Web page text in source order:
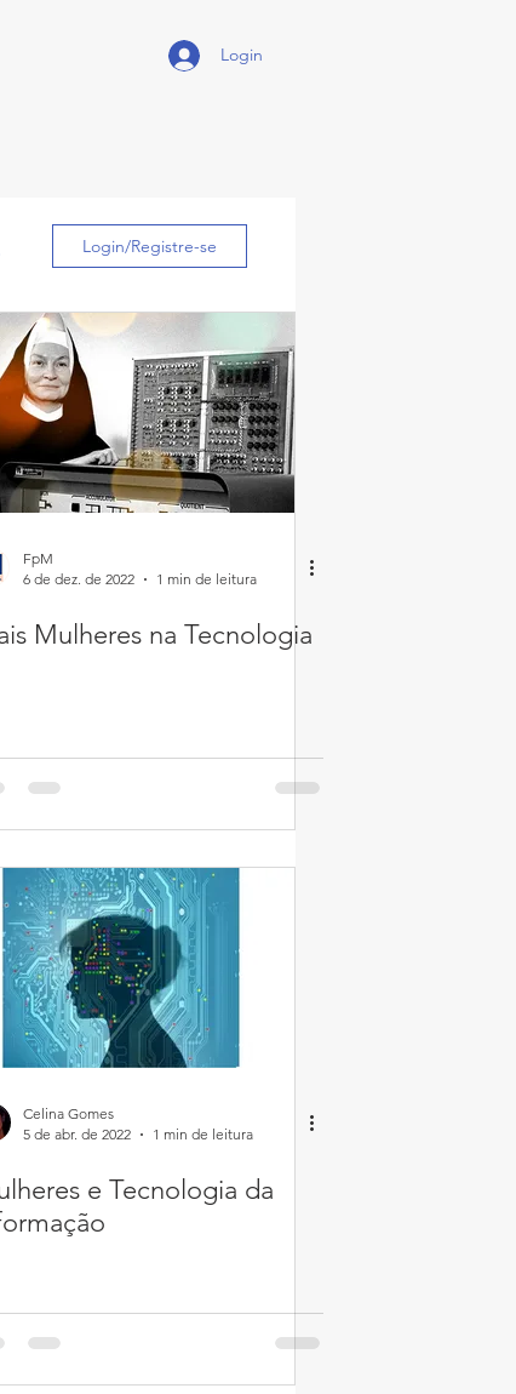
Login
Login/Registre-se
FpM
6 de dez. de 2022
1 min de leitura
Mulheres na Tecnologia
Celina Gomes
5 de abr. de 2022
1 min de leitura
e Tecnologia da